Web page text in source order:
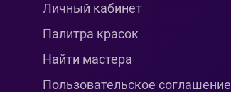
Личный кабинет
Палитра красок
Найти мастера
Пользовательское соглашение